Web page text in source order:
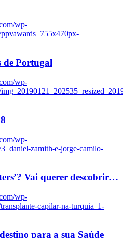
wp-
de Portugal
wp-
wp-
zamith-e-jorge-camilo-
Vai querer descobrir…
wp-
capilar-na-turquia_1-
para a sua Saúde